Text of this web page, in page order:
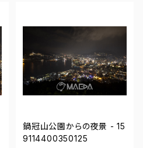
鍋冠山公園からの夜景 - 15
9114400350125